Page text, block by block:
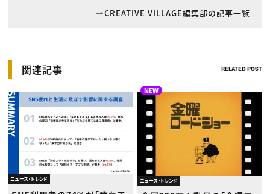
CREATIVE VILLAGE編集部の記事一覧
関連記事 RELATED POST
ニュース・トレンド
NEW
ニュース・トレンド